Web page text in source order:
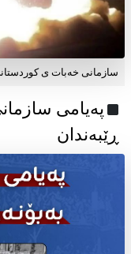
سازمانی خەبات ی
ڕێبەندان